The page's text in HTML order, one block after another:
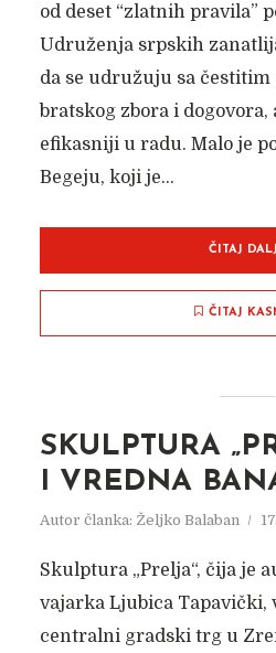
od deset “zlatnih pravila”
Udruženja srpskih
da se udružuju sa čestitim
bratskog zbora i dogovora,
efikasniji u radu. Malo je
Begeju, koji je...
ČITAJ
ČITAJ
SKULPTURA
I VREDNA
Autor članka: Željko Balaban
Skulptura „Prelja“, čija je
vajarka Ljubica Tapavički,
centralni gradski trg u